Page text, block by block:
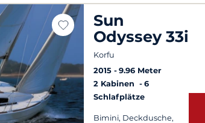
Sun
Odyssey 33i
Korfu
2015
9.96 Meter
2 Kabinen
6
Schlafplätze
Bimini, Deckdusche,